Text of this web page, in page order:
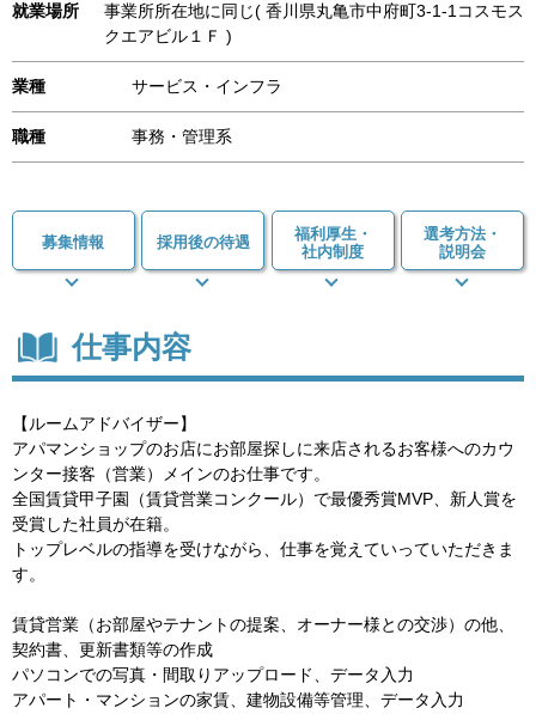
就業場所
事業所所在地に同じ( 香川県丸亀市中府町3-1-1コスモス
クエアビル１Ｆ )
業種 サービス・インフラ
職種 事務・管理系
募集情報 採用後の待遇
福利厚生・
社内制度
選考方法・
説明会
仕事内容
【ルームアドバイザー】
アパマンショップのお店にお部屋探しに来店されるお客様へのカウ
ンター接客（営業）メインのお仕事です。
全国賃貸甲子園（賃貸営業コンクール）で最優秀賞MVP、新人賞を
受賞した社員が在籍。
トップレベルの指導を受けながら、仕事を覚えていっていただきま
す。
賃貸営業（お部屋やテナントの提案、オーナー様との交渉）の他、
契約書、更新書類等の作成
パソコンでの写真・間取りアップロード、データ入力
アパート・マンションの家賃、建物設備等管理、データ入力